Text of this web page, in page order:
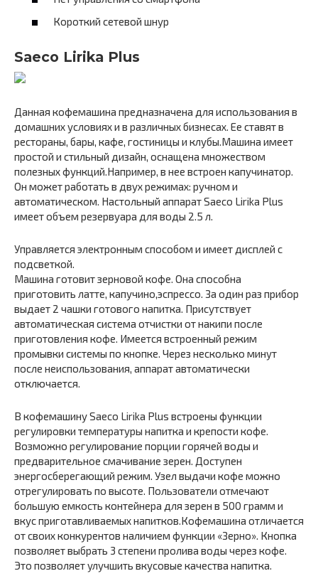
Короткий сетевой шнур
Saeco Lirika Plus
Данная кофемашина предназначена для использования в
домашних условиях и в различных бизнесах. Ее ставят в
рестораны, бары, кафе, гостиницы и клубы.Машина имеет
простой и стильный дизайн, оснащена множеством
полезных функций.Например, в нее встроен капучинатор.
Он может работать в двух режимах: ручном и
автоматическом. Настольный аппарат Saeco Lirika Plus
имеет объем резервуара для воды 2.5 л.
Управляется электронным способом и имеет дисплей с
подсветкой.
Машина готовит зерновой кофе. Она способна
приготовить латте, капучино,эспрессо. За один раз прибор
выдает 2 чашки готового напитка. Присутствует
автоматическая система отчистки от накипи после
приготовления кофе. Имеется встроенный режим
промывки системы по кнопке. Через несколько минут
после неиспользования, аппарат автоматически
отключается.
В кофемашину Saeco Lirika Plus встроены функции
регулировки температуры напитка и крепости кофе.
Возможно регулирование порции горячей воды и
предварительное смачивание зерен. Доступен
энергосберегающий режим. Узел выдачи кофе можно
отрегулировать по высоте. Пользователи отмечают
большую емкость контейнера для зерен в 500 грамм и
вкус приготавливаемых напитков.Кофемашина отличается
от своих конкурентов наличием функции «Зерно». Кнопка
позволяет выбрать 3 степени пролива воды через кофе.
Это позволяет улучшить вкусовые качества напитка.